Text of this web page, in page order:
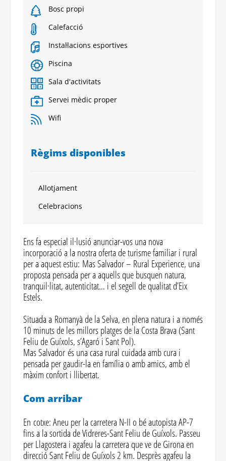
Bosc propi
Calefacció
Instal·lacions esportives
Piscina
Sala d'activitats
Servei mèdic proper
Wifi
Règims disponibles
Allotjament
Celebracions
Ens fa especial il·lusió anunciar-vos una nova
incorporació a la nostra oferta de turisme familiar i rural
per a aquest estiu: Mas Salvador – Rural Experience, una
proposta pensada per a aquells que busquen natura,
tranquil·litat, autenticitat… i el segell de qualitat d’Eix
Estels.
Situada a Romanyà de la Selva, en plena natura i a només
10 minuts de les millors platges de la Costa Brava (Sant
Feliu de Guíxols, s’Agaró i Sant Pol).
Mas Salvador és una casa rural cuidada amb cura i
pensada per gaudir-la en família o amb amics, amb el
màxim confort i llibertat.
Com arribar
En cotxe: Aneu per la carretera N-II o bé autopista AP-7
fins a la sortida de Vidreres-Sant Feliu de Guíxols. Passeu
per Llagostera i agafeu la carretera que ve de Girona en
direcció Sant Feliu de Guíxols 2 km. Desprès agafeu la